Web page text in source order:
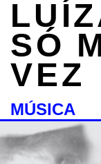
SÓ
VEZ
MÚSICA